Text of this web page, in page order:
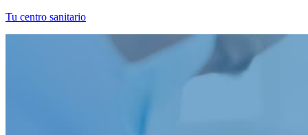
Tu centro sanitario